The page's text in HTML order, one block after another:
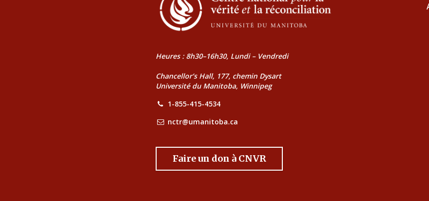
Heures : 8h30–16h30, Lundi – Vendredi
Chancellor’s Hall, 177, chemin Dysart
Université du Manitoba, Winnipeg
1-855-415-4534
nctr@umanitoba.ca
Faire un don à CNVR